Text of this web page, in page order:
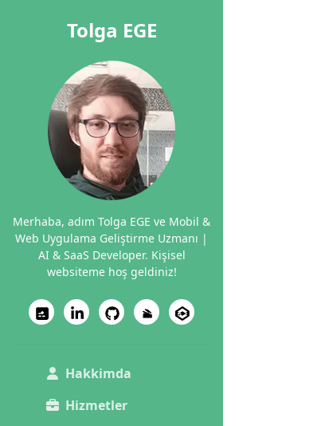
Tolga EGE
Merhaba, adım Tolga EGE ve Mobil &
Web Uygulama Geliştirme Uzmanı |
AI & SaaS Developer. Kişisel
websiteme hoş geldiniz!
Hakkimda
Hizmetler